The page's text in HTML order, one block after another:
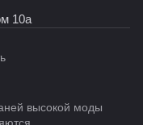
10а
высокой моды